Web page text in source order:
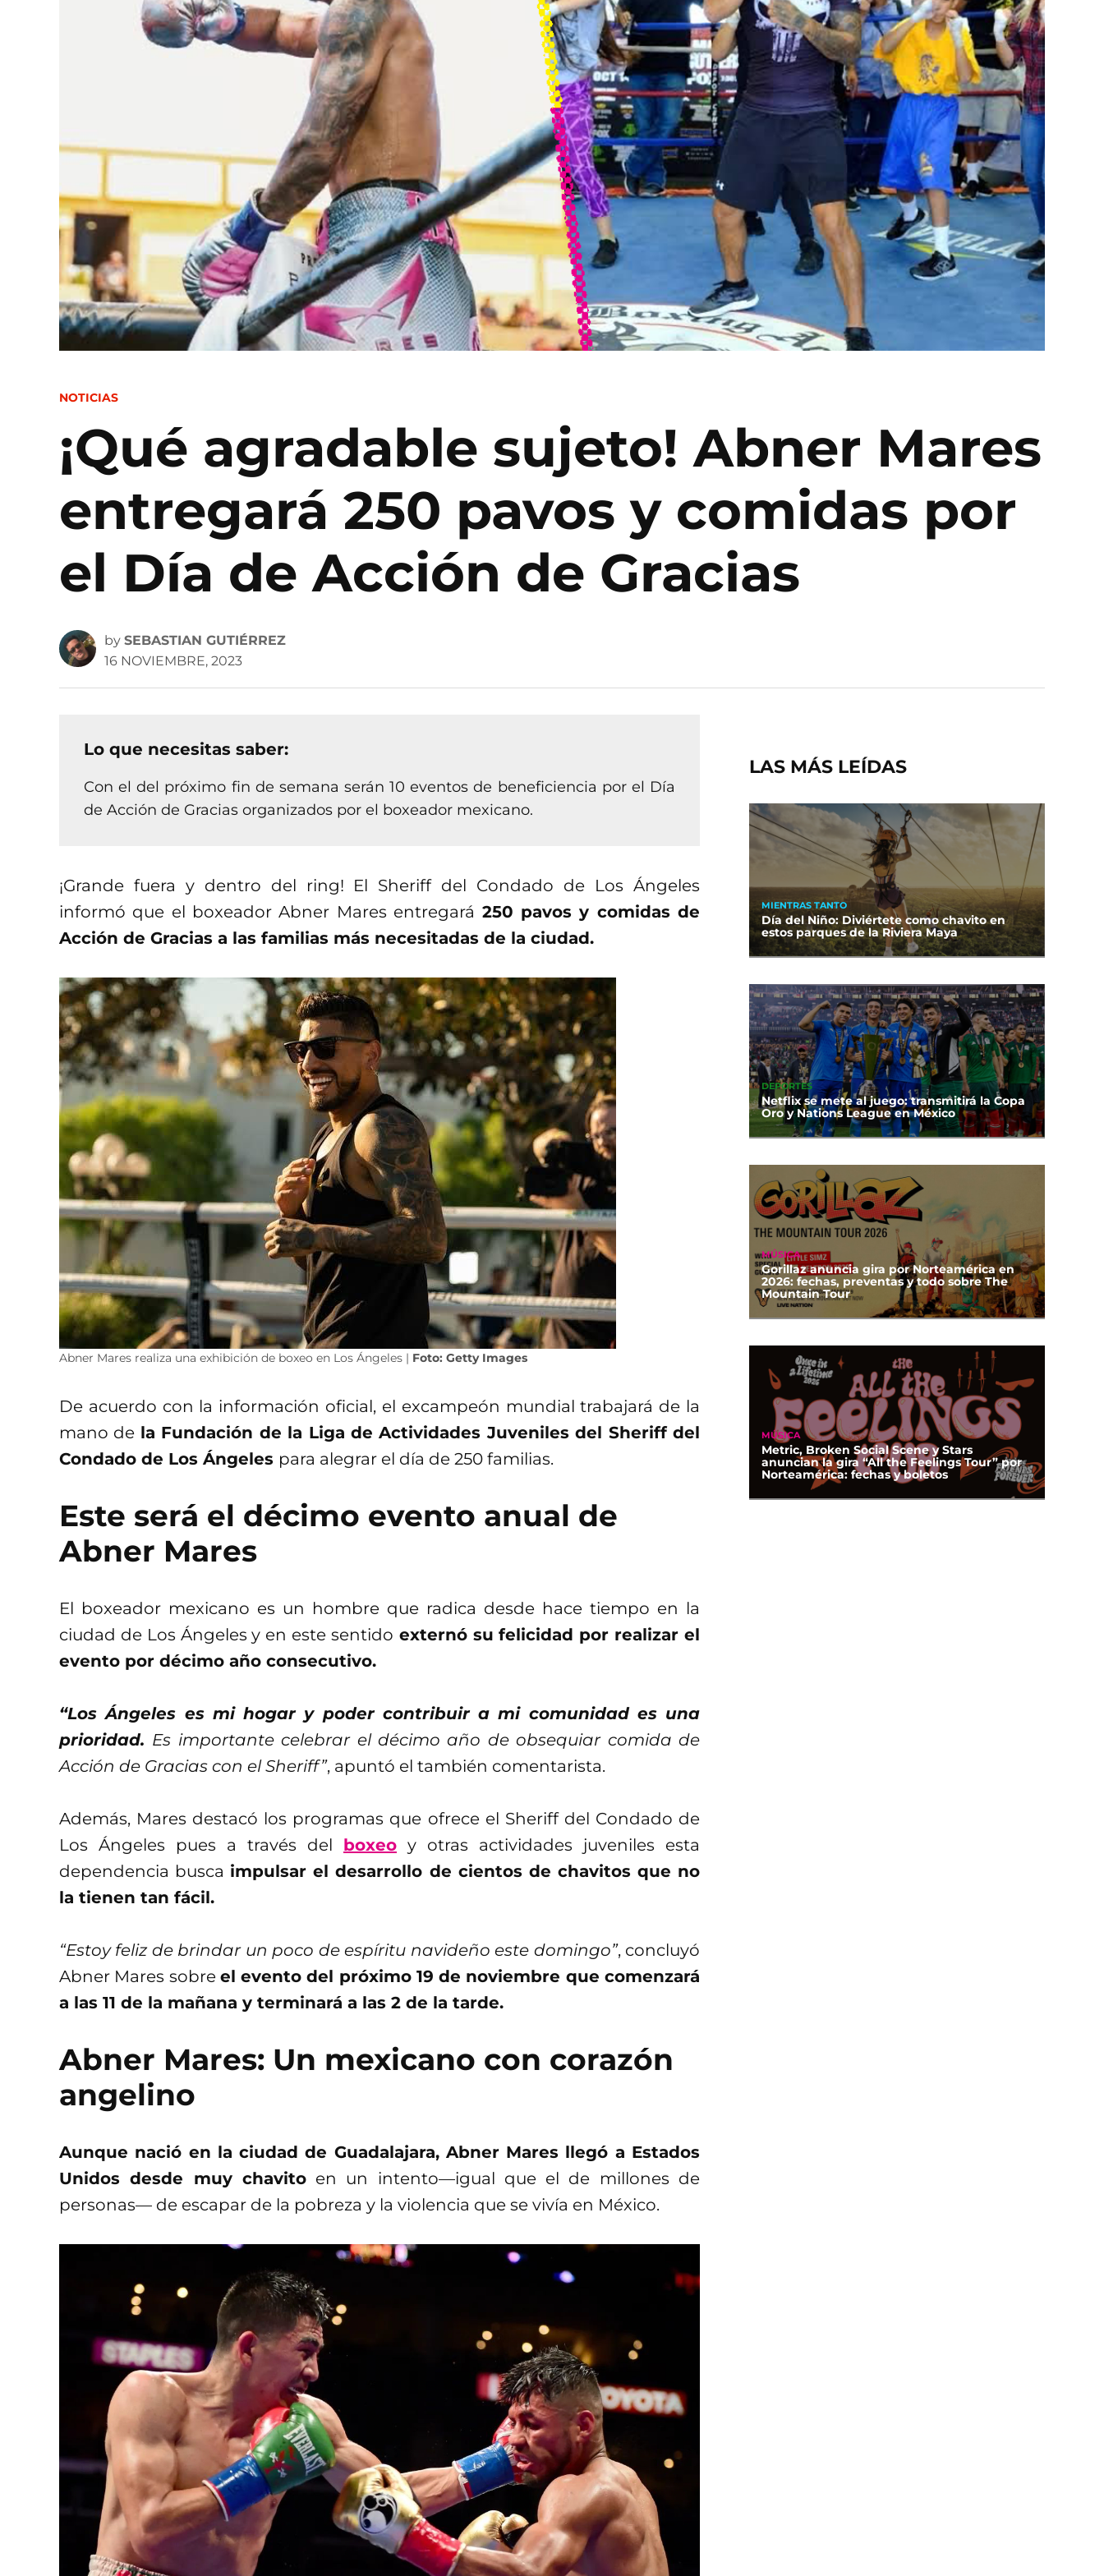
POSTED
NOTICIAS
¡Qué agradable sujeto! Abner Mares
entregará 250 pavos y comidas por
el Día de Acción de Gracias
by SEBASTIAN GUTIÉRREZ
16 NOVIEMBRE, 2023
Lo que necesitas saber:
Con el del próximo fin de semana serán 10 eventos de beneficiencia por el Día
de Acción de Gracias organizados por el boxeador mexicano.
¡Grande fuera y dentro del ring! El Sheriff del Condado de Los Ángeles
informó que el boxeador Abner Mares entregará 250 pavos y comidas de
Acción de Gracias a las familias más necesitadas de la ciudad.
Abner Mares realiza una exhibición de boxeo en Los Ángeles | Foto: Getty Images
De acuerdo con la información oficial, el excampeón mundial trabajará de la
mano de la Fundación de la Liga de Actividades Juveniles del Sheriff del
Condado de Los Ángeles para alegrar el día de 250 familias.
Este será el décimo evento anual de
Abner Mares
El boxeador mexicano es un hombre que radica desde hace tiempo en la
ciudad de Los Ángeles y en este sentido externó su felicidad por realizar el
evento por décimo año consecutivo.
“Los Ángeles es mi hogar y poder contribuir a mi comunidad es una
prioridad. Es importante celebrar el décimo año de obsequiar comida de
Acción de Gracias con el Sheriff”, apuntó el también comentarista.
Además, Mares destacó los programas que ofrece el Sheriff del Condado de
Los Ángeles pues a través del boxeo y otras actividades juveniles esta
dependencia busca impulsar el desarrollo de cientos de chavitos que no
la tienen tan fácil.
“Estoy feliz de brindar un poco de espíritu navideño este domingo”, concluyó
Abner Mares sobre el evento del próximo 19 de noviembre que comenzará
a las 11 de la mañana y terminará a las 2 de la tarde.
Abner Mares: Un mexicano con corazón
angelino
Aunque nació en la ciudad de Guadalajara, Abner Mares llegó a Estados
Unidos desde muy chavitoen un intento—igual que el de millones de
personas— de escapar de la pobreza y la violencia que se vivía en México.
LAS MÁS LEÍDAS
MIENTRAS TANTO
Día del Niño: Diviértete como chavito en
estos parques de la Riviera Maya
DEPORTES
Netflix se mete al juego: transmitirá la Copa
Oro y Nations League en México
MÚSICA
Gorillaz anuncia gira por Norteamérica en
2026: fechas, preventas y todo sobre The
Mountain Tour
MÚSICA
Metric, Broken Social Scene y Stars
anuncian la gira “All the Feelings Tour” por
Norteamérica: fechas y boletos